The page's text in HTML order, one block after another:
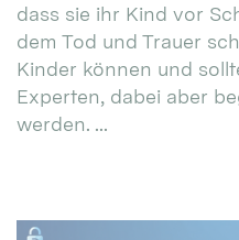
dass sie ihr Kind vor
dem Tod und Trauer
Kinder können und
Experten, dabei aber
werden. ...